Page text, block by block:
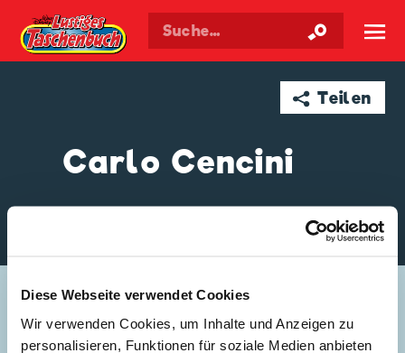
Diese Webseite verwendet Cookies
Wir verwenden Cookies, um Inhalte und Anzeigen zu
personalisieren, Funktionen für soziale Medien anbieten
Walt Disneys Taschenbuch ☰
➦ Teilen
Carlo Cencini